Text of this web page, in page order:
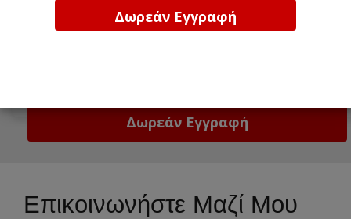
Επικοινωνήστε Μαζί Μου